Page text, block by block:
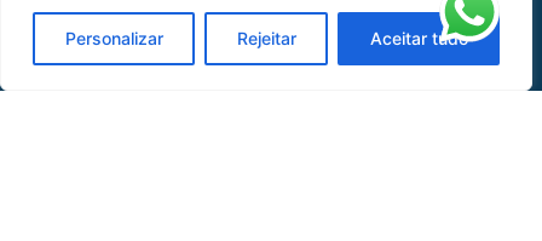
Personalizar Rejeitar Aceitar tudo
Oficina de Mangueiras